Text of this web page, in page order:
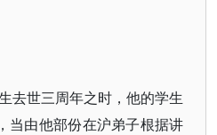
去世三周年之时，他的学生
当由他部份在沪弟子根据讲